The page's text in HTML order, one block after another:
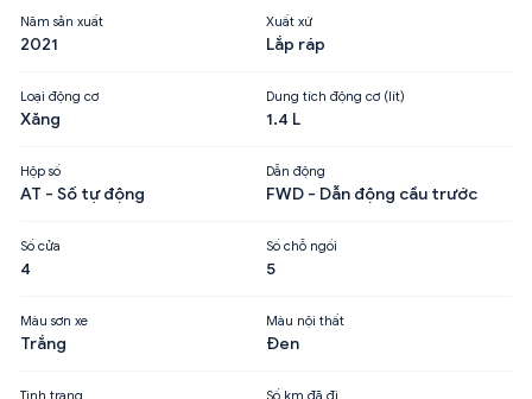
Năm sản xuất
2021
Xuất xứ
Lắp ráp
Loại động cơ
Xăng
Dung tích động cơ (lít)
1.4 L
Hộp số
AT - Số tự động
Dẫn động
FWD - Dẫn động cầu trước
Số cửa
4
Số chỗ ngồi
5
Màu sơn xe
Trắng
Màu nội thất
Đen
Tình trạng Số km đã đi